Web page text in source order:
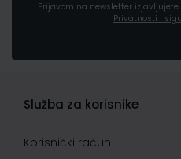
Prijavom na newsletter
Privatnosti i
Služba za korisnike
Korisnički račun